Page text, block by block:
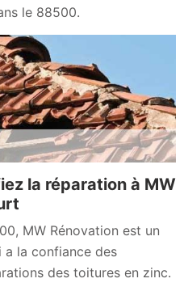
le 88500.
la réparation à MW
MW Rénovation est un
la confiance des
des toitures en zinc.